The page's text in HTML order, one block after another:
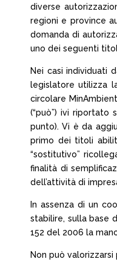
diverse
regioni e province
domanda di
uno dei seguenti
Nei casi individuati
legislatore utilizza
circolare
(“può”) ivi riportato
punto). Vi è da
primo dei titoli
“sostitutivo”
finalità di
dell’attività di
In assenza di un
stabilire, sulla base
152 del 2006 la
Non può